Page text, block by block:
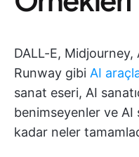
DALL-E,
Runway gibi AI
sanat eseri, AI
benimseyenler ve AI
kadar neler